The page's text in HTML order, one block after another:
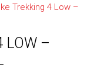
Trekking 4 Low –
LOW –